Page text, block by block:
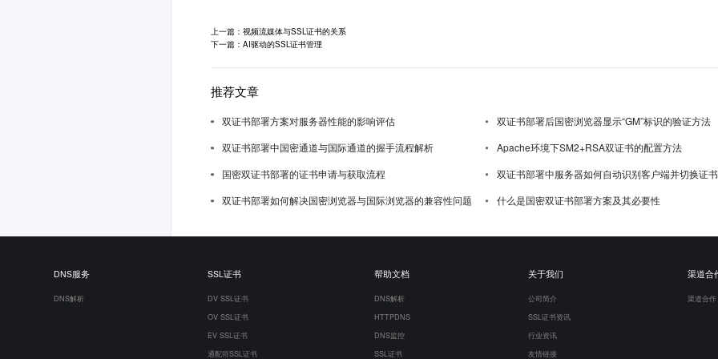
上一篇：视频流媒体与SSL证书的关系
下一篇：AI驱动的SSL证书管理
推荐文章
双证书部署方案对服务器性能的影响评估
双证书部署后国密浏览器显示“GM”标识的验证方法
双证书部署中国密通道与国际通道的握手流程解析
Apache环境下SM2+RSA双证书的配置方法
国密双证书部署的证书申请与获取流程
双证书部署中服务器如何自动识别客户端并切换证书
双证书部署如何解决国密浏览器与国际浏览器的兼容性问题
什么是国密双证书部署方案及其必要性
DNS服务
DNS解析
SSL证书
DV SSL证书
OV SSL证书
EV SSL证书
通配符SSL证书
帮助文档
DNS解析
HTTPDNS
DNS监控
SSL证书
关于我们
公司简介
SSL证书资讯
行业资讯
友情链接
渠道合
渠道合作